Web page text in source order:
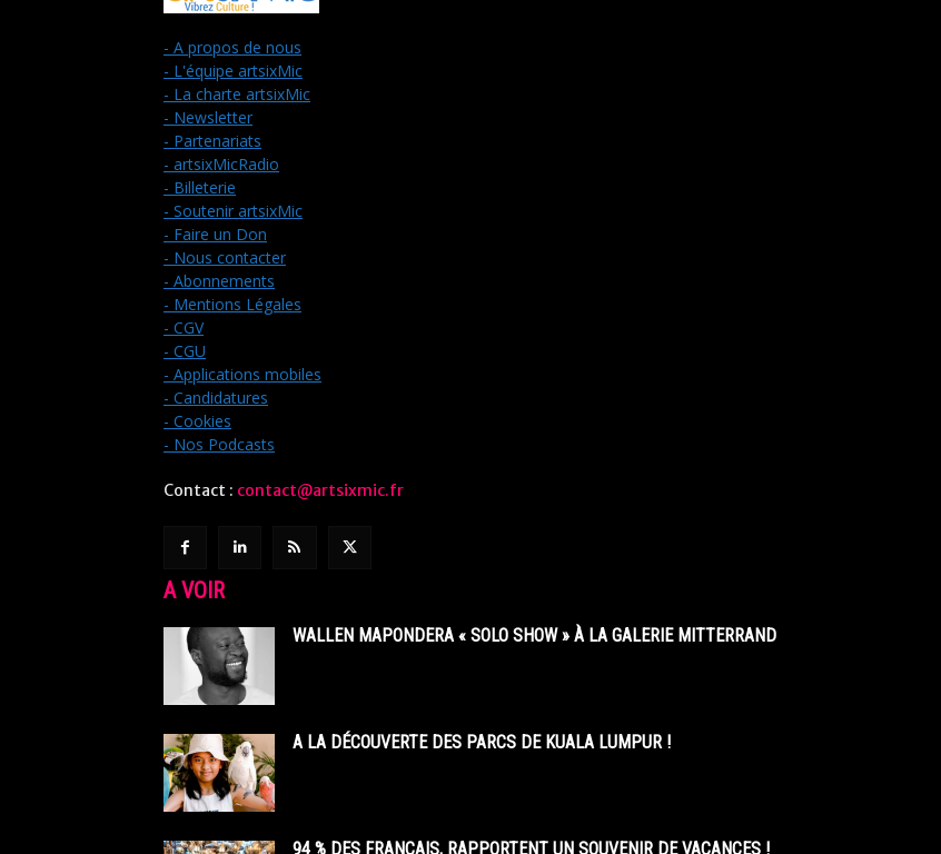
- A propos de nous
- L'équipe artsixMic
- La charte artsixMic
- Newsletter
- Partenariats
- artsixMicRadio
- Billeterie
- Soutenir artsixMic
- Faire un Don
- Nous contacter
- Abonnements
- Mentions Légales
- CGV
- CGU
- Applications mobiles
- Candidatures
- Cookies
- Nos Podcasts
Contact : contact@artsixmic.fr
A VOIR
WALLEN MAPONDERA « SOLO SHOW » À LA GALERIE MITTERRAND
A LA DÉCOUVERTE DES PARCS DE KUALA LUMPUR !
94 % DES FRANÇAIS, RAPPORTENT UN SOUVENIR DE VACANCES !